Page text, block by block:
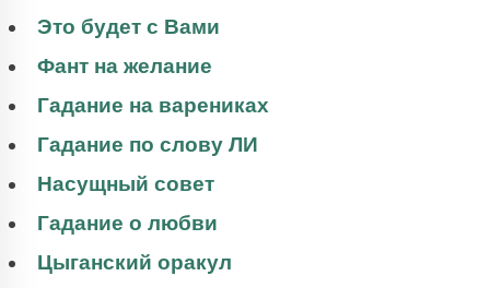
Это будет с Вами
Фант на желание
Гадание на варениках
Гадание по слову ЛИ
Насущный совет
Гадание о любви
Цыганский оракул